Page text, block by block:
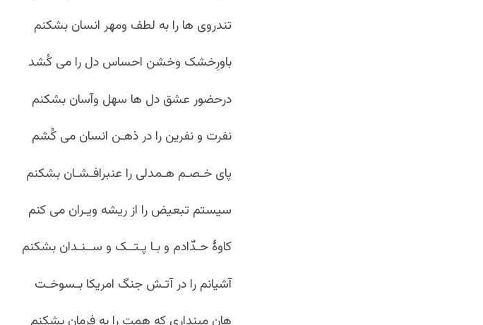
تندروی ها را به لطف ومهر انسان بشکنم
باورِخشک وخشن احساس دل را می کُشد
درحضور عشق دل ها سهل وآسان بشکنم
نفرت و نفرین را در ذهـن انسان می کُشم
پای خـصـم هـمدلی را عنبرافـشـان بشکنم
سیستم تبعیض را از ریشه ویـران می کنم
کاوۀ حـدّادم و بـا پـتــک و ســنـدان بشکنم
آشیانم را در آتـش جنگ امریکا بـسوخـت